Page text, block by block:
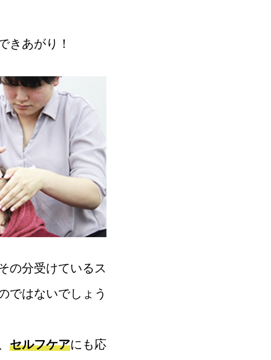
きあがり！
の分受けているス
ではないでしょう
セルフケアにも応